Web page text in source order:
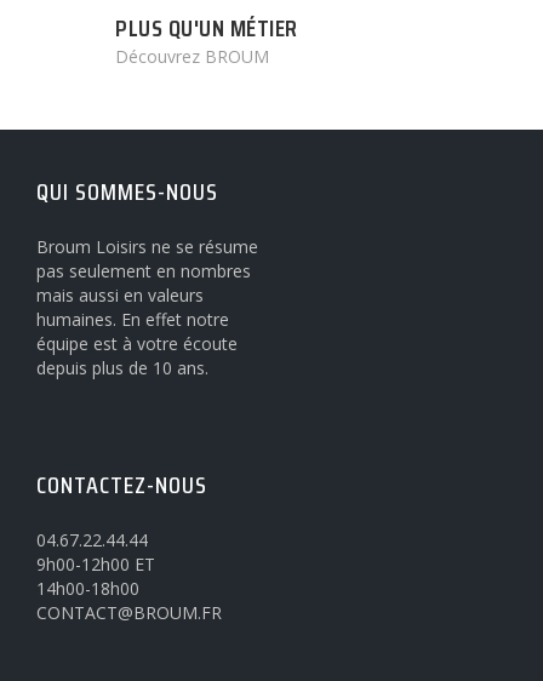
PLUS QU'UN MÉTIER
Découvrez BROUM
QUI SOMMES-NOUS
Broum Loisirs ne se résume
pas seulement en nombres
mais aussi en valeurs
humaines. En effet notre
équipe est à votre écoute
depuis plus de 10 ans.
CONTACTEZ-NOUS
04.67.22.44.44
9h00-12h00 ET
14h00-18h00
CONTACT@BROUM.FR